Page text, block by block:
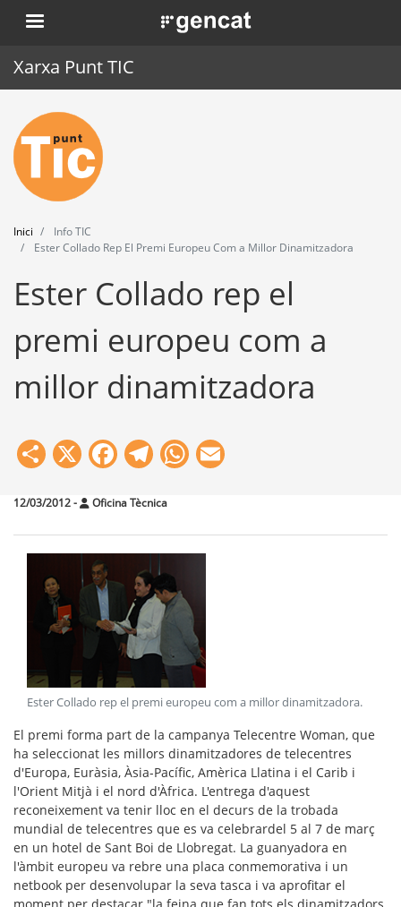
Vés
al
. Obre en una nova finestra.
Xarxa Punt TIC
Inici
Punt TIC
Actualitat
Agenda
Formació
Inici
Info TIC
Ester Collado Rep El Premi Europeu Com a Millor Dinamitzadora
Ester Collado rep el
premi europeu com a
millor dinamitzadora
Share
X Facebook
Telegram
WhatsApp
12/03/2012- Oficina Tècnica
Ester Collado rep el premi europeu com a millor dinamitzadora.
El premi forma part de la campanya Telecentre Woman, que
ha seleccionat les millors dinamitzadores de telecentres
d'Europa, Euràsia, Àsia-Pacífic, Amèrica Llatina i el Carib i
l'Orient Mitjà i el nord d'Àfrica. L'entrega d'aquest
reconeixement va tenir lloc en el decurs de la trobada
mundial de telecentres que es va celebrardel 5 al 7 de març
en un hotel de Sant Boi de Llobregat. La guanyadora en
l'àmbit europeu va rebre una placa conmemorativa i un
netbook per desenvolupar la seva tasca i va aprofitar el